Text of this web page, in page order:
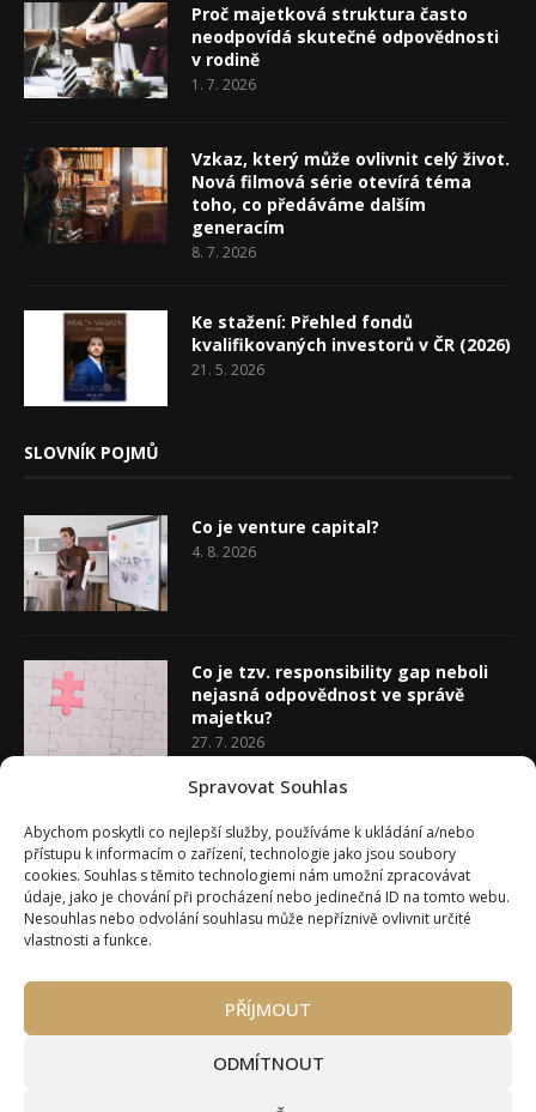
Spravovat Souhlas
Abychom poskytli co nejlepší služby, používáme k ukládání a/nebo
přístupu k informacím o zařízení, technologie jako jsou soubory
cookies. Souhlas s těmito technologiemi nám umožní zpracovávat
údaje, jako je chování při procházení nebo jedinečná ID na tomto webu.
Nesouhlas nebo odvolání souhlasu může nepříznivě ovlivnit určité
vlastnosti a funkce.
PŘÍJMOUT
ODMÍTNOUT
Proč majetková struktura často
neodpovídá skutečné odpovědnosti
v rodině
1. 7. 2026
Vzkaz, který může ovlivnit celý život.
Nová filmová série otevírá téma
toho, co předáváme dalším
generacím
8. 7. 2026
Ke stažení: Přehled fondů
kvalifikovaných investorů v ČR (2026)
21. 5. 2026
SLOVNÍK POJMŮ
Co je venture capital?
4. 8. 2026
Co je tzv. responsibility gap neboli
nejasná odpovědnost ve správě
majetku?
27. 7. 2026
20. 7. 2026
O Wealth Magazínu Můj účet
Kontakty
Máte zájem o spolupráci?
Pravidla používání webu wmag.cz